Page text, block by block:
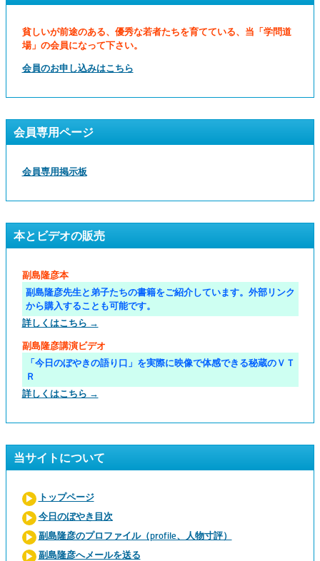
貧しいが前途のある、優秀な若者たちを育てている、当「学問道
場」の会員になって下さい。
会員のお申し込みはこちら
会員専用ページ
会員専用掲示板
本とビデオの販売
副島隆彦本
副島隆彦先生と弟子たちの書籍をご紹介しています。外部リンク
から購入することも可能です。
詳しくはこちら →
副島隆彦講演ビデオ
「今日のぼやきの語り口」を実際に映像で体感できる秘蔵のＶＴ
Ｒ
詳しくはこちら →
当サイトについて
トップページ
今日のぼやき目次
副島隆彦のプロファイル（profile、人物寸評）
副島隆彦へメールを送る